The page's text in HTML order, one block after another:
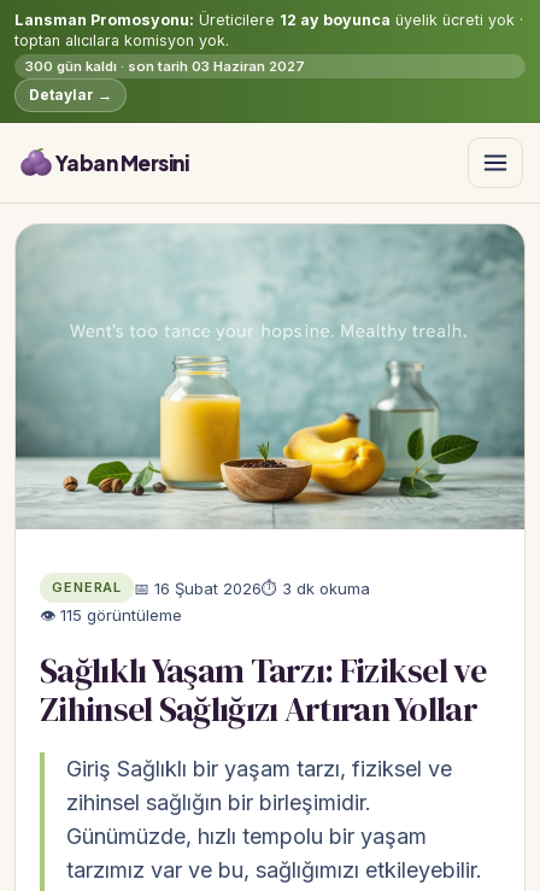
Lansman Promosyonu: Üreticilere 12 ay boyunca üyelik ücreti yok ·
toptan alıcılara komisyon yok.
300 gün kaldı · son tarih 03 Haziran 2027
Detaylar →
Yaban Mersini
GENERAL 📅 16 Şubat 2026⏱ 3 dk okuma
👁 115 görüntüleme
Sağlıklı Yaşam Tarzı: Fiziksel ve
Zihinsel Sağlığızı Artıran Yollar
Giriş Sağlıklı bir yaşam tarzı, fiziksel ve
zihinsel sağlığın bir birleşimidir.
Günümüzde, hızlı tempolu bir yaşam
tarzımız var ve bu, sağlığımızı etkileyebilir.